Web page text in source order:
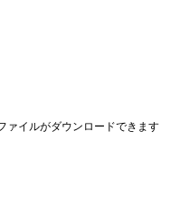
ァイルがダウンロードできます